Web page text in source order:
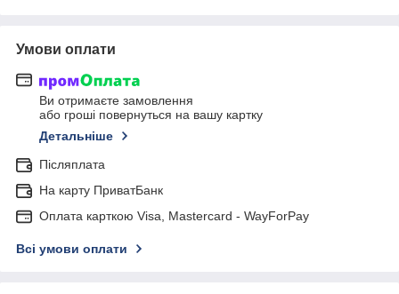
Умови оплати
Ви отримаєте замовлення
або гроші повернуться на вашу картку
Детальніше
Післяплата
На карту ПриватБанк
Оплата карткою Visa, Mastercard - WayForPay
Всі умови оплати